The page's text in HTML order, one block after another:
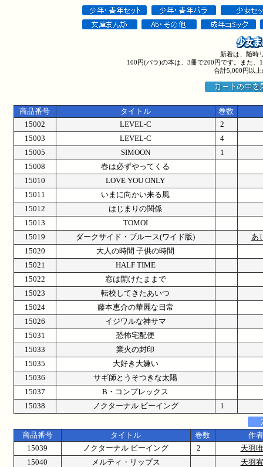
新着は、随時
100円(バラ)の本は、3冊で200円です。また
合計5,000円以
商品番号 タイトル
巻数
15002
LEVEL-C
2
15003
LEVEL-C
4
15005
SIMOON
1
15008
春は必ずやってくる
15010
LOVE YOU ONLY
15011
いまに向かい来る風
15012
はじまりの関係
15013
TOMOI
15019
ダークサイド・ブルース(ワイド版)
あ
15020
大人の時間 子供の時間
15021
HALF TIME
15022
窓は開けたままで
15023
転校してきたあいつ
15024
藤本恵介の華麗な日常
15026
イジワルな神サマ
15031
恐怖宅配便
15033
業火の封印
15035
大好き大嫌い
15036
サギ師とうそつきな太陽
15037
B・コンプレックス
15038
ノクターナル ビーイング 1
商品番号 タイトル 巻数
作者
15039
ノクターナル ビーイング 2
天羽
15040
メルティ・リップス
天羽